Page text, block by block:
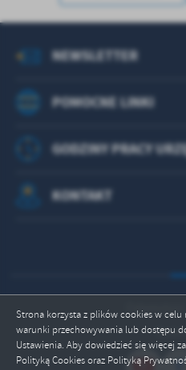
Strona korzysta z plików cookies w celu
warunki przechowywania lub dostępu
Ustawienia. Aby dowiedzieć się więcej
Polityką Cookies oraz Polityką
POMOCNE LINKI
NEWSLETTER
GODZINY PRACY
KONTAKT